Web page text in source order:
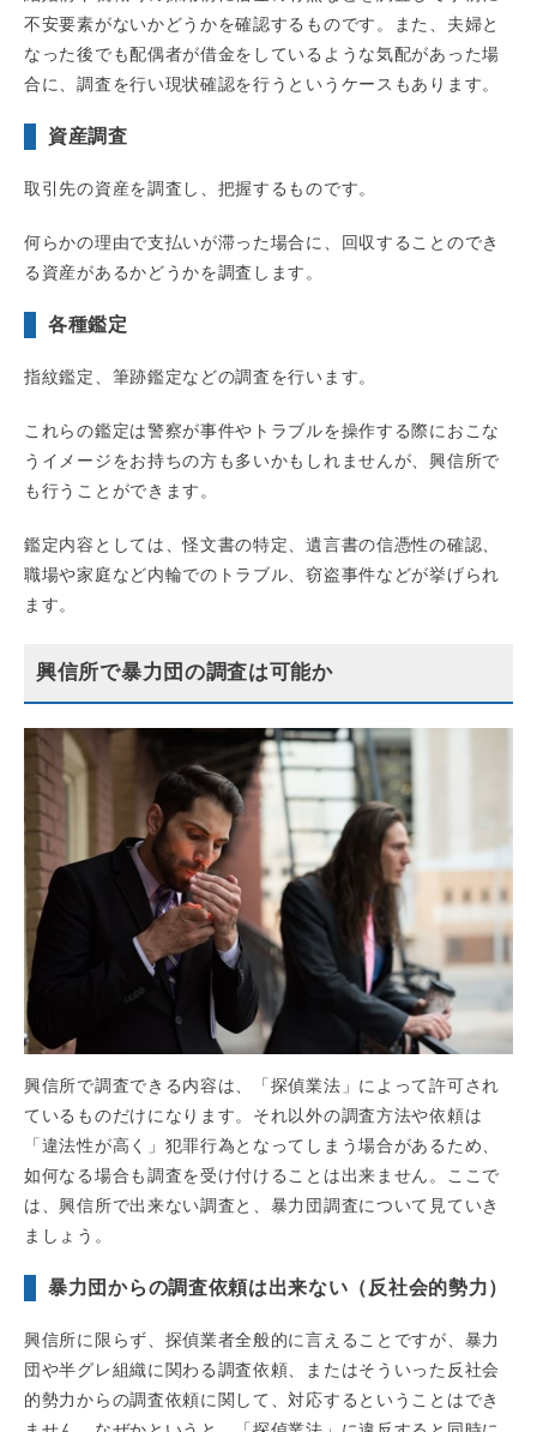
不安要素がないかどうかを確認するものです。また、夫婦と
なった後でも配偶者が借金をしているような気配があった場
合に、調査を行い現状確認を行うというケースもあります。
資産調査
取引先の資産を調査し、把握するものです。
何らかの理由で支払いが滞った場合に、回収することのでき
る資産があるかどうかを調査します。
各種鑑定
指紋鑑定、筆跡鑑定などの調査を行います。
これらの鑑定は警察が事件やトラブルを操作する際におこな
うイメージをお持ちの方も多いかもしれませんが、興信所で
も行うことができます。
鑑定内容としては、怪文書の特定、遺言書の信憑性の確認、
職場や家庭など内輪でのトラブル、窃盗事件などが挙げられ
ます。
興信所で暴力団の調査は可能か
興信所で調査できる内容は、「探偵業法」によって許可され
ているものだけになります。それ以外の調査方法や依頼は
「違法性が高く」犯罪行為となってしまう場合があるため、
如何なる場合も調査を受け付けることは出来ません。ここで
は、興信所で出来ない調査と、暴力団調査について見ていき
ましょう。
暴力団からの調査依頼は出来ない（反社会的勢力）
興信所に限らず、探偵業者全般的に言えることですが、暴力
団や半グレ組織に関わる調査依頼、またはそういった反社会
的勢力からの調査依頼に関して、対応するということはでき